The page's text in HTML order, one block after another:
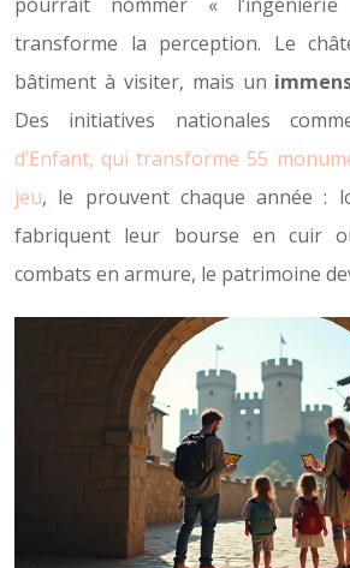
transforme la perception. Le
bâtiment à visiter, mais un
Des initiatives nationales
d’Enfant, qui transforme 55
jeu, le prouvent chaque année :
fabriquent leur bourse en cuir
combats en armure, le patrimoine